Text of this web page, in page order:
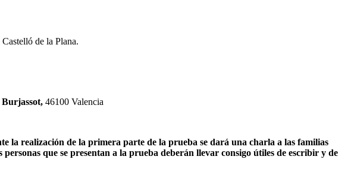
de la Plana.
Burjassot, 46100 Valencia
la realización de la primera parte de la prueba se dará una charla a las familias
que se presentan a la prueba deberán llevar consigo útiles de escribir y de